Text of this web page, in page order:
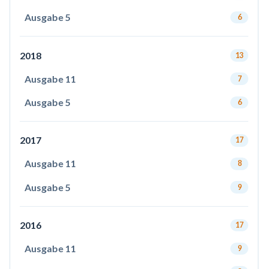
Ausgabe 5 6
2018 13
Ausgabe 11 7
Ausgabe 5 6
2017 17
Ausgabe 11 8
Ausgabe 5 9
2016 17
Ausgabe 11 9